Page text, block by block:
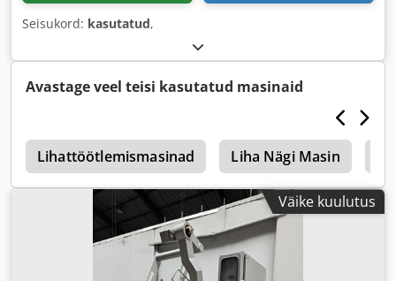
Seisukord: kasutatud,
Avastage veel teisi kasutatud masinaid
Lihattöötlemismasinad Liha Nägi Masin
Väike kuulutus